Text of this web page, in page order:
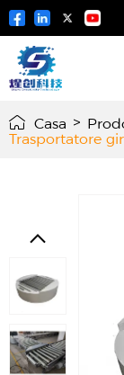
Casa >
Trasportatore